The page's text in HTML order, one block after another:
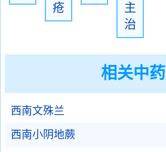
疮
主
治
相关中药
西南文殊兰
西南小阴地蕨